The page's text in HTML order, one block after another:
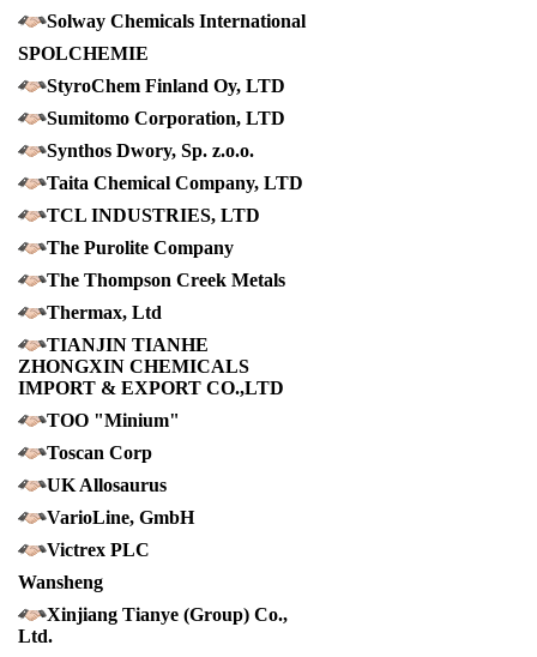
Solway Chemicals International
SPOLCHEMIE
StyroChem Finland Oy, LTD
Sumitomo Corporation, LTD
Synthos Dwory, Sp. z.o.o.
Taita Chemical Company, LTD
TCL INDUSTRIES, LTD
The Purolite Company
The Thompson Creek Metals
Thermax, Ltd
TIANJIN TIANHE
ZHONGXIN CHEMICALS
IMPORT & EXPORT CO.,LTD
TOO "Minium"
Toscan Corp
UK Allosaurus
VarioLine, GmbH
Victrex PLC
Wansheng
Xinjiang Tianye (Group) Co.,
Ltd.